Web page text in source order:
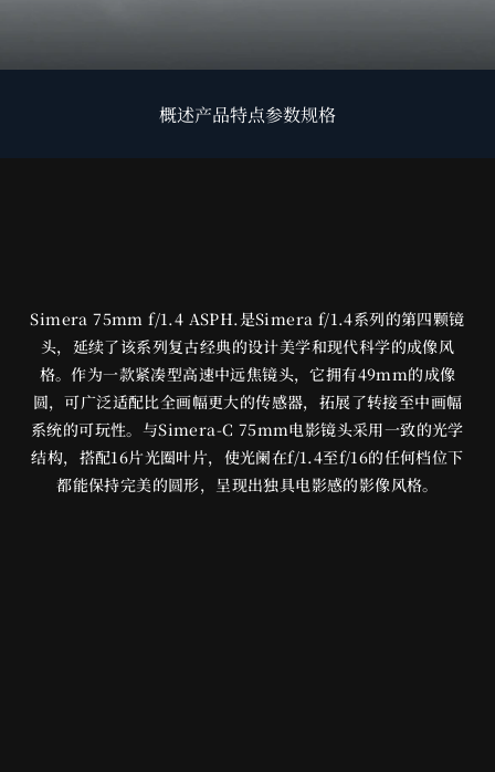
概述产品特点参数规格
Simera 75mm f/1.4 ASPH.是Simera f/1.4系列的第四颗镜
头，延续了该系列复古经典的设计美学和现代科学的成像风
格。作为一款紧凑型高速中远焦镜头，它拥有49mm的成像
圆，可广泛适配比全画幅更大的传感器，拓展了转接至中画幅
系统的可玩性。与Simera-C 75mm电影镜头采用一致的光学
结构，搭配16片光圈叶片，使光阑在f/1.4至f/16的任何档位下
都能保持完美的圆形，呈现出独具电影感的影像风格。